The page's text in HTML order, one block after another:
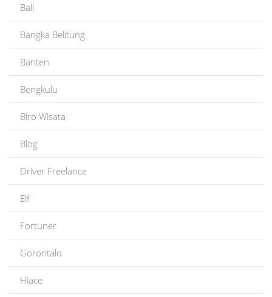
Bali
Bangka Belitung
Banten
Bengkulu
Biro Wisata
Blog
Driver Freelance
Elf
Fortuner
Gorontalo
Hiace